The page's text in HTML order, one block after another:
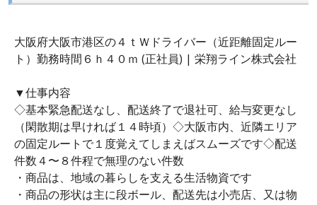
大阪府大阪市港区の４ｔＷドライバー（近距離固定ルー
ト）勤務時間６ｈ４０ｍ (正社員) | 栄翔ライン株式会社
▼仕事内容
◇基本緊急配送なし、配送終了で退社可、給与変更なし
（閑散期は早ければ１４時頃）◇大阪市内、近隣エリア
の固定ルートで１度覚えてしまえばスムーズです◇配送
件数４〜８件程で無理のない件数
・商品は、地域の暮らしを支える生活物資です
・商品の形状は主に段ボール、配送先は小売店、又は物